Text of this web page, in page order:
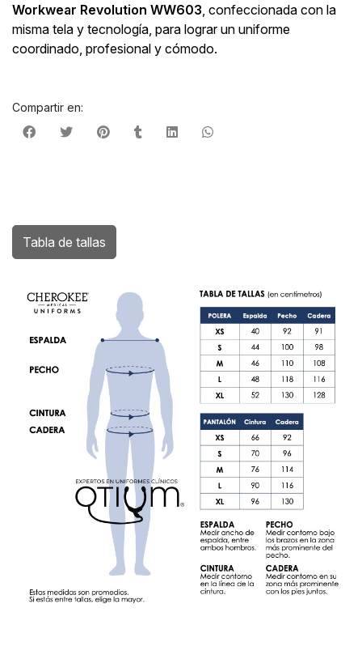
Workwear Revolution WW603 , confeccionada con la
misma tela y tecnología, para lograr un uniforme
coordinado, profesional y cómodo.
Compartir en:
Tabla de tallas